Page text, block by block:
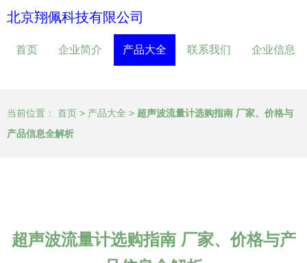
北京翔佩科技有限公司
首页 企业简介 产品大全 联系我们 企业信息
当前位置： 首页 > 产品大全 > 超声波流量计选购指南 厂家、价格与
产品信息全解析
超声波流量计选购指南 厂家、价格与产